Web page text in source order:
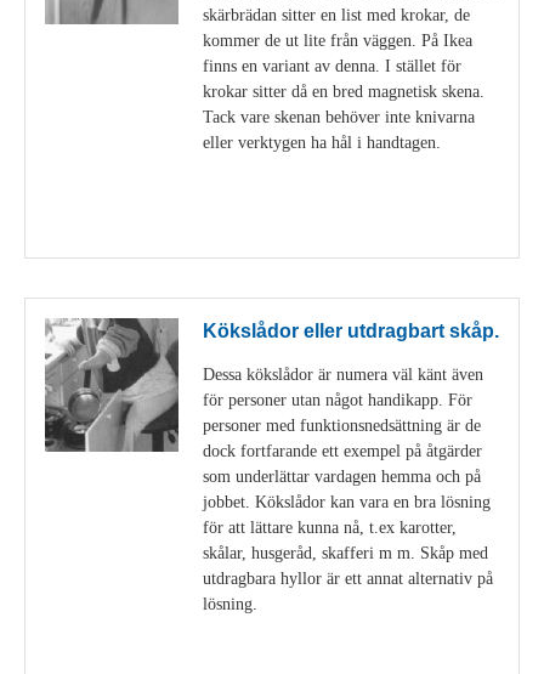
skärbrädan sitter en list med krokar, de
kommer de ut lite från väggen. På Ikea
finns en variant av denna. I stället för
krokar sitter då en bred magnetisk skena.
Tack vare skenan behöver inte knivarna
eller verktygen ha hål i handtagen.
Kökslådor eller utdragbart skåp.
Dessa kökslådor är numera väl känt även
för personer utan något handikapp. För
personer med funktionsnedsättning är de
dock fortfarande ett exempel på åtgärder
som underlättar vardagen hemma och på
jobbet. Kökslådor kan vara en bra lösning
för att lättare kunna nå, t.ex karotter,
skålar, husgeråd, skafferi m m. Skåp med
utdragbara hyllor är ett annat alternativ på
lösning.